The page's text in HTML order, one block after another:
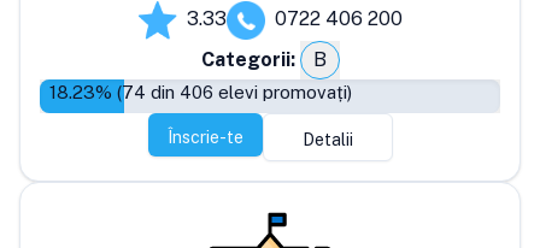
3.33
0722 406 200
Categorii:
B
18.23% (74 din 406 elevi promovați)
Înscrie-te Detalii